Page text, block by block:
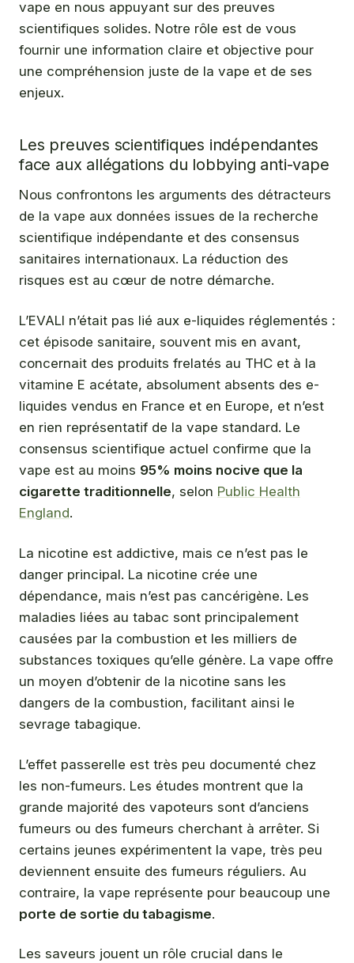
vape en nous appuyant sur des preuves
scientifiques solides. Notre rôle est de vous
fournir une information claire et objective pour
une compréhension juste de la vape et de ses
enjeux.
Les preuves scientifiques indépendantes
face aux allégations du lobbying anti-vape
Nous confrontons les arguments des détracteurs
de la vape aux données issues de la recherche
scientifique indépendante et des consensus
sanitaires internationaux. La réduction des
risques est au cœur de notre démarche.
L’EVALI n’était pas lié aux e-liquides réglementés :
cet épisode sanitaire, souvent mis en avant,
concernait des produits frelatés au THC et à la
vitamine E acétate, absolument absents des e-
liquides vendus en France et en Europe, et n’est
en rien représentatif de la vape standard. Le
consensus scientifique actuel confirme que la
vape est au moins 95% moins nocive que la
cigarette traditionnelle, selon Public Health
England.
La nicotine est addictive, mais ce n’est pas le
danger principal. La nicotine crée une
dépendance, mais n’est pas cancérigène. Les
maladies liées au tabac sont principalement
causées par la combustion et les milliers de
substances toxiques qu’elle génère. La vape offre
un moyen d’obtenir de la nicotine sans les
dangers de la combustion, facilitant ainsi le
sevrage tabagique.
L’effet passerelle est très peu documenté chez
les non-fumeurs. Les études montrent que la
grande majorité des vapoteurs sont d’anciens
fumeurs ou des fumeurs cherchant à arrêter. Si
certains jeunes expérimentent la vape, très peu
deviennent ensuite des fumeurs réguliers. Au
contraire, la vape représente pour beaucoup une
porte de sortie du tabagisme.
Les saveurs jouent un rôle crucial dans le